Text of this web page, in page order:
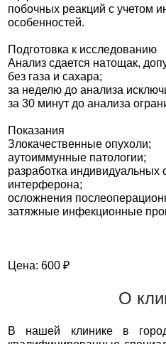
побочных реакций с учетом
особенностей.
Подготовка к исследованию
Анализ сдается натощак,
без газа и сахара;
за неделю до анализа
за 30 минут до анализа
Показания
Злокачественные опухоли;
аутоиммунные патологии;
разработка индивидуальных
интерферона;
осложнения
затяжные инфекционные
Цена: 600 ₽
О
В нашей клинике в